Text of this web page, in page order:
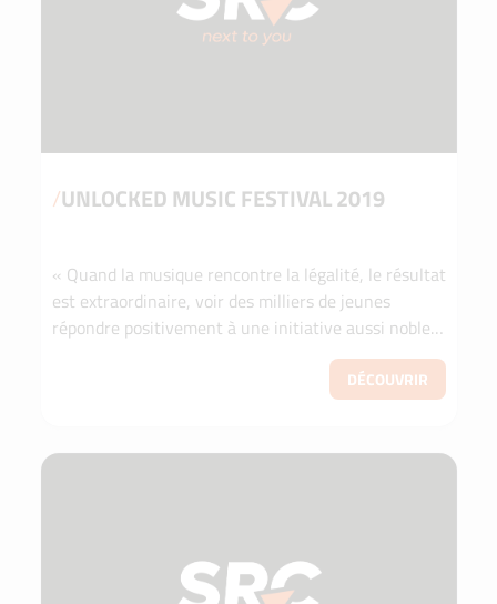
/UNLOCKED MUSIC FESTIVAL 2019
« Quand la musique rencontre la légalité, le résultat
est extraordinaire, voir des milliers de jeunes
répondre positivement à une initiative aussi noble
était la plus grande reconnaissance que l’on p...
DÉCOUVRIR